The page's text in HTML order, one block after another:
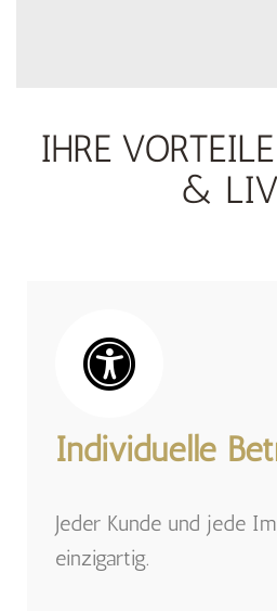
IHRE
&
Individuelle
Jeder Kunde und jede
einzigartig.